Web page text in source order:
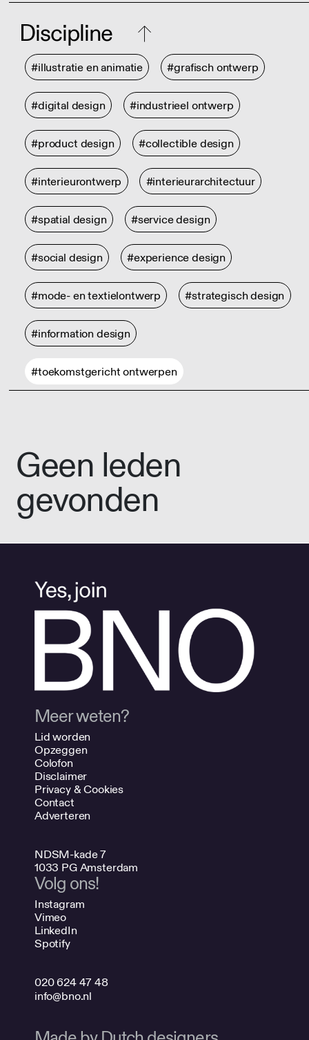
Discipline
#illustratie en animatie #grafisch ontwerp
#digital design #industrieel ontwerp
#product design #collectible design
#interieurontwerp #interieurarchitectuur
#spatial design #service design
#social design #experience design
#mode- en textielontwerp #strategisch design
#information design
#toekomstgericht ontwerpen
Geen leden
gevonden
Meer weten?
Lid worden
Opzeggen
Colofon
Disclaimer
Privacy & Cookies
Contact
Adverteren
NDSM-kade 7
1033 PG Amsterdam
Volg ons!
Instagram
Vimeo
LinkedIn
Spotify
020 624 47 48
info@bno.nl